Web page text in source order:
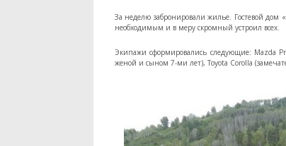
За неделю забронировали жилье. Гостевой дом
необходимым и в меру скромный устроил всех.
Экипажи сформировались следующие: Mazda
женой и сыном 7-ми лет), Toyota Corolla